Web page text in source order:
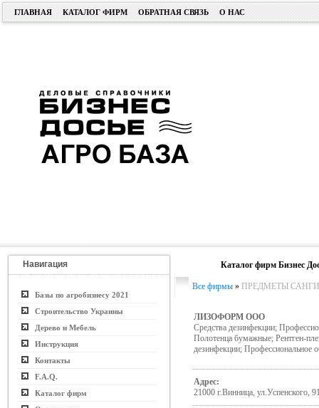
ГЛАВНАЯ КАТАЛОГ ФИРМ ОБРАТНАЯ СВЯЗЬ О НАС
Навигация
Базы по агробизнесу 2021
Строительство Украины
Дерево и Мебель
Инструкция
Контакты
F.A.Q.
Каталог фирм
Каталог фирм Бизнес
Все фирмы » ПРЕДМЕТЫ
ЛИЗОФОРМ ООО
Средства дезинфекции;
Полотенца бумажные; Рентген-
дезинфекции; Профессиональное
Адрес:
21000 г.Винница, ул.Успенского,